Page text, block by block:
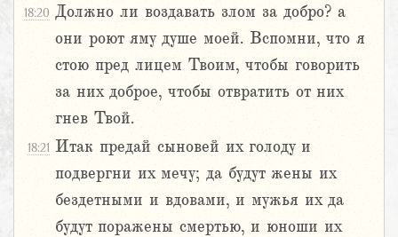
18:20 Должно ли воздавать злом за добро? а
они роют яму душе моей. Вспомни, что я
стою пред лицем Твоим, чтобы говорить
за них доброе, чтобы отвратить от них
гнев Твой.
18:21 Итак предай сыновей их голоду и
подвергни их мечу; да будут жены их
бездетными и вдовами, и мужья их да
будут поражены смертью, и юноши их